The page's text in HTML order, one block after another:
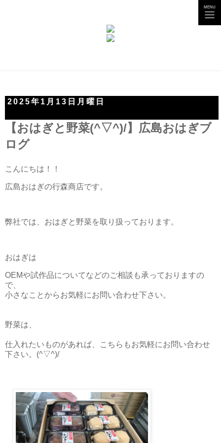
MENU
2025年1月13日月曜日
【おはぎと野菜(^▽^)/】広島おはぎブ
ログ
こんにちは！！
広島おはぎの行森商店です。
弊社では、おはぎと野菜を取り扱っております。
おはぎは
OEMや試作品についてなどのご相談も承っておりますの
で、
小さなことからお気軽にお問い合わせ下さい。
野菜は、
仕入れたいものがあれば、こちらもお気軽にお問い合わせ
下さい。(^▽^)/